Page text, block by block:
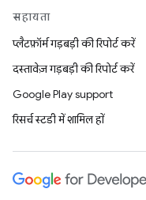
सहायता
प्लैटफ़ॉर्म गड़बड़ी की रिपोर्ट करें
दस्तावेज़ गड़बड़ी की रिपोर्ट करें
Google Play support
रिसर्च स्टडी में शामिल हों